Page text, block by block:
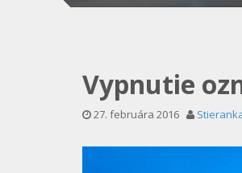
Vypnutie
27. februára 2016